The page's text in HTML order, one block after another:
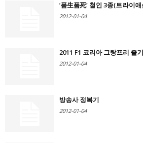
‘폼生폼死’ 철인 3종(트라이
2012-01-04
2011 F1 코리아 그랑프리 즐
2012-01-04
방송사 정복기
2012-01-04